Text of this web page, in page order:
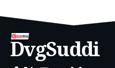
DvgSuddi